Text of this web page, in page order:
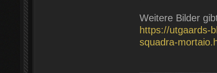
Weitere Bilder
https://utgaards-
squadra-